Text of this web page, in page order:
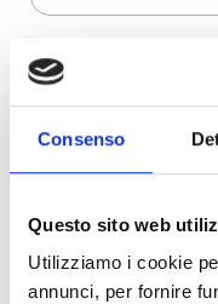
Consenso
Questo sito web
Utilizziamo i cookie
annunci, per fornire
Desidero iscrivermi alla